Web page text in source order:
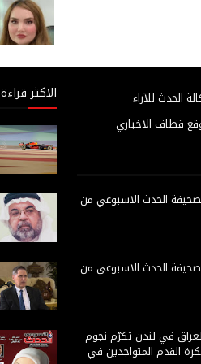
الحدث للآراء
قطاف الاخباري
العدد 183 لصحيفة الحدث الاسبوعي من
العدد 182 لصحيفة الحدث الاسبوعي من
في لندن تكرّم نجوم
القدم المتواجدين في
الاكثر قراءة